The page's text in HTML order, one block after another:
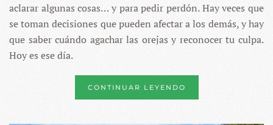
aclarar algunas cosas… y para pedir perdón. Hay veces que
se toman decisiones que pueden afectar a los demás, y hay
que saber cuándo agachar las orejas y reconocer tu culpa.
Hoy es ese día.
CONTINUAR LEYENDO